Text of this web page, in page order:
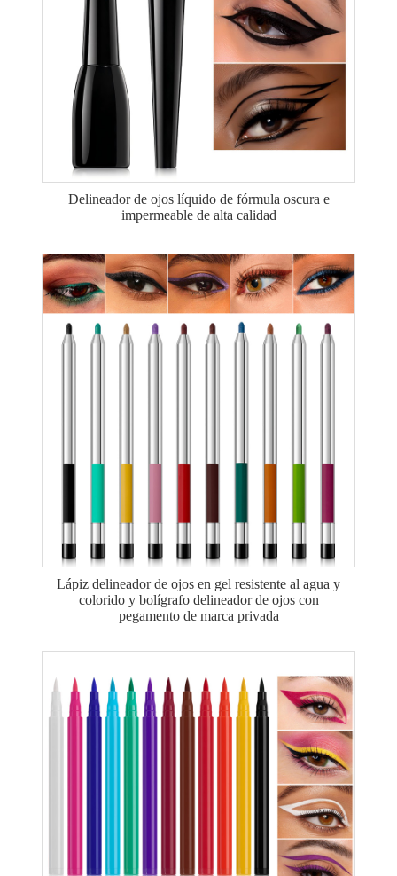
Delineador de ojos líquido de fórmula oscura e
impermeable de alta calidad
Lápiz delineador de ojos en gel resistente al agua y
colorido y bolígrafo delineador de ojos con
pegamento de marca privada